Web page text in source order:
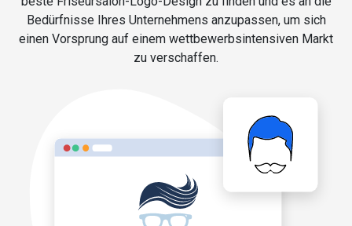
Bedürfnisse Ihres Unternehmens anzupassen, um sich
einen Vorsprung auf einem wettbewerbsintensiven Markt
zu verschaffen.